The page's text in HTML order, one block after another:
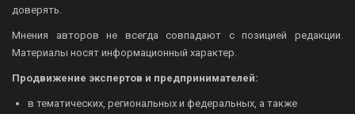
доверять.
Мнения авторов не всегда совпадают с позицией редакции.
Материалы носят информационный характер.
Продвижение экспертов и предпринимателей:
в тематических, региональных и федеральных, а также